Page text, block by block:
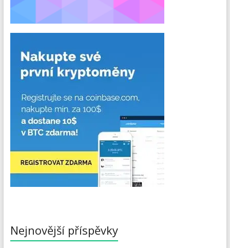
Nejnovější příspěvky